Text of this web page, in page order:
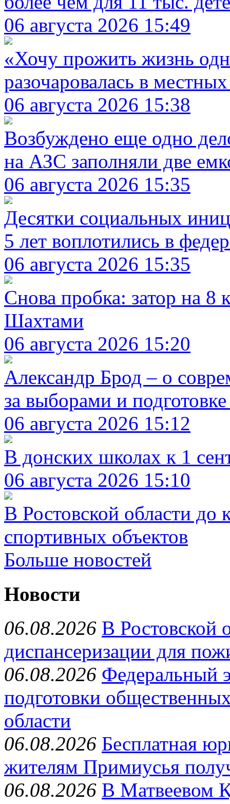
06 августа 2026 15:49
«Хочу прожить жизнь
разочаровалась в
06 августа 2026 15:38
Возбуждено еще одно
на АЗС заполняли две
06 августа 2026 15:35
Десятки социальных
5 лет воплотились в
06 августа 2026 15:35
Снова пробка: затор на
Шахтами
06 августа 2026 15:20
Александр Брод – о
за выборами и
06 августа 2026 15:12
В донских школах к 1
06 августа 2026 15:10
В Ростовской области до
спортивных объектов
Больше новостей
Новости
06.08.2026 В Ростовской
диспансеризации для
06.08.2026 Федеральный
подготовки
области
06.08.2026 Бесплатная
жителям Примиусья
06.08.2026 В Матвеевом